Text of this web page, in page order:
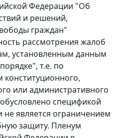
Федерации "Об
и решений,
граждан"
рассмотрения жалоб
установленным данным
т.е. по
или административного
спецификой
является ограничением
защиту. Пленум